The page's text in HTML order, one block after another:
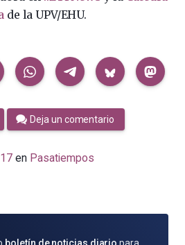
de la UPV/EHU.
Deja un comentario
en Pasatiempos